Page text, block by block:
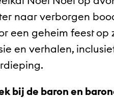
naar verborgen
een geheim feest op
en verhalen,
bij de baron en